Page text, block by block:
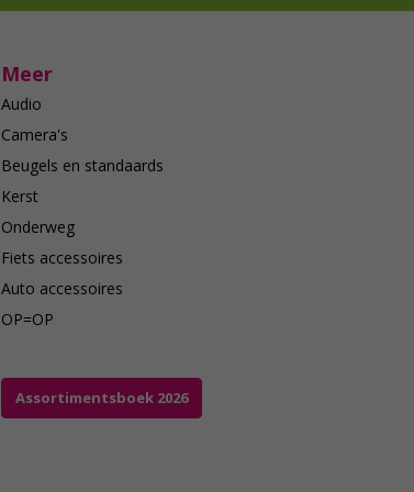
Meer
Audio
Camera's
Beugels en standaards
Kerst
Onderweg
Fiets accessoires
Auto accessoires
OP=OP
Assortimentsboek 2026